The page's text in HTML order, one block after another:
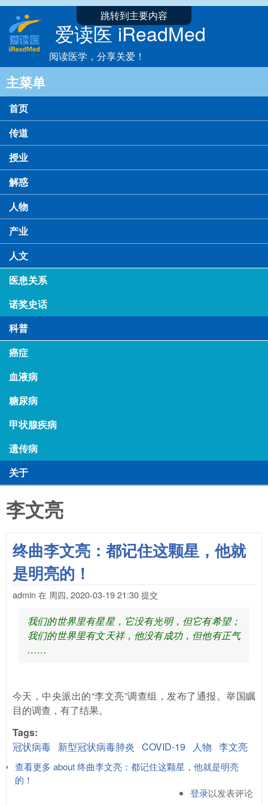
跳转到主要内容
爱读医 iReadMed
阅读医学，分享关爱！
主菜单
首页
传道
授业
解惑
人物
产业
人文
医患关系
诺奖史话
科普
癌症
血液病
糖尿病
甲状腺疾病
遗传病
关于
李文亮
终曲李文亮：都记住这颗星，他就
是明亮的！
admin 在 周四, 2020-03-19 21:30提交
我们的世界里有星星，它没有光明，但它有希望；
我们的世界里有文天祥，他没有成功，但他有正气
……
今天，中央派出的“李文亮”调查组，发布了通报。举国瞩
目的调查，有了结果。
Tags:
冠状病毒 新型冠状病毒肺炎 COVID-19 人物 李文亮
查看更多 about 终曲李文亮：都记住这颗星，他就是明亮
的！
登录以发表评论